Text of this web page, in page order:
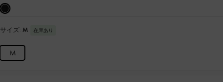
サイズ: M 在庫あり
M